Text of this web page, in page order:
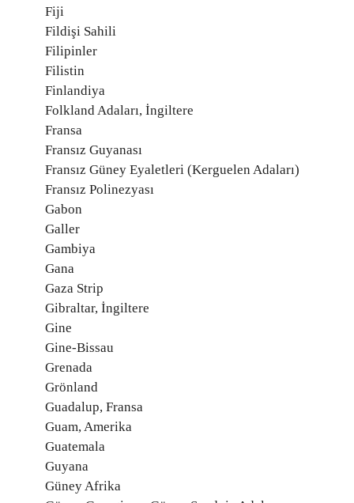
Fiji
Fildişi Sahili
Filipinler
Filistin
Finlandiya
Folkland Adaları, İngiltere
Fransa
Fransız Guyanası
Fransız Güney Eyaletleri (Kerguelen Adaları)
Fransız Polinezyası
Gabon
Galler
Gambiya
Gana
Gaza Strip
Gibraltar, İngiltere
Gine
Gine-Bissau
Grenada
Grönland
Guadalup, Fransa
Guam, Amerika
Guatemala
Guyana
Güney Afrika